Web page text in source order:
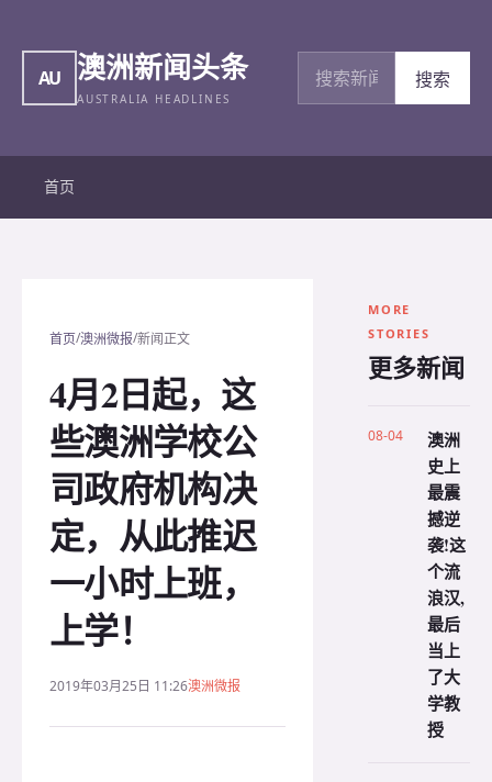
AU 澳洲新闻头条
AUSTRALIA HEADLINES
搜索新闻
搜索
首页
首页/澳洲微报/新闻正文
4月2日起，这
些澳洲学校公
司政府机构决
定，从此推迟
一小时上班，
上学！
2019年03月25日 11:26澳洲微报
MORE
STORIES
更多新闻
08-04
澳洲
史上
最震
撼逆
袭!这
个流
浪汉,
最后
当上
了大
学教
授